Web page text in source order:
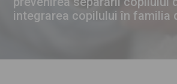
integrarea copilului în familia